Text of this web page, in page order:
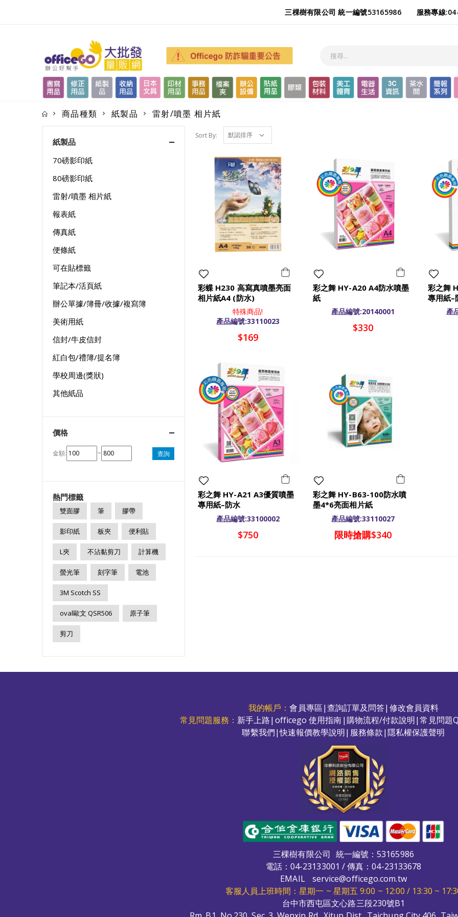
三棵樹有限公司 統一編號53165986 服務專線
商品種類 紙製品 雷射/噴墨 相片紙
Sort By:
彩蝶 H230 高寫真噴墨亮面
相片紙A4 (防水)
特殊商品!
產品編號:33110023
$169
彩之舞 HY-A20 A4防水噴墨
紙
產品編號:20140001
$330
彩之舞
專用紙–
產
彩之舞 HY-A21 A3優質噴墨
專用紙–防水
產品編號:33100002
$750
彩之舞 HY-B63-100防水噴
墨4*6亮面相片紙
產品編號:33110027
限時搶購$340
紙製品
70磅影印紙
80磅影印紙
雷射/噴墨 相片紙
報表紙
傳真紙
便條紙
可在貼標籤
筆記本/活頁紙
辦公單據/簿冊/收據/複寫簿
美術用紙
信封/牛皮信封
紅白包/禮簿/提名簿
學校周邊(獎狀)
其他紙品
價格
金額: ~ 查詢
熱門標籤
雙面膠 筆 膠帶
影印紙 板夾 便利貼
L夾 不沾黏剪刀 計算機
螢光筆 刻字筆 電池
3M Scotch SS
oval歐文 QSR506 原子筆
剪刀
我的帳戶：會員專區|查詢訂單及問答| 修改會員資料
常見問題服務： 新手上路| officego 使用指南|購物流程/付款說明|常見問題
聯繫我們|快速報價教學說明| 服務條款|隱私權保護聲明
三棵樹有限公司 統一編號：53165986
電話： 04-23133001 / 傳真：04-23133678
EMAIL
service@officego.com.tw
客服人員上班時間：星期一 ~ 星期五 9:00 ~ 12:00 / 13:30 ~
台中市西屯區文心路三段230號B1